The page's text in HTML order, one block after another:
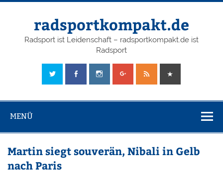
radsportkompakt.de
Radsport ist Leidenschaft – radsportkompakt.de ist
Radsport
MENÜ
Martin siegt souverän, Nibali in Gelb
nach Paris